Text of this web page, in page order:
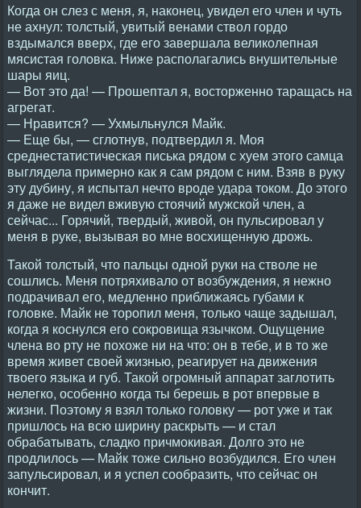
Когда он слез с меня, я, наконец, увидел его член и чуть
не ахнул: толстый, увитый венами ствол гордо
вздымался вверх, где его завершала великолепная
мясистая головка. Ниже располагались внушительные
шары яиц.
— Вот это да! — Прошептал я, восторженно таращась на
агрегат.
— Нравится? — Ухмыльнулся Майк.
— Еще бы, — сглотнув, подтвердил я. Моя
среднестатистическая писька рядом с хуем этого самца
выглядела примерно как я сам рядом с ним. Взяв в руку
эту дубину, я испытал нечто вроде удара током. До этого
я даже не видел вживую стоячий мужской член, а
сейчас... Горячий, твердый, живой, он пульсировал у
меня в руке, вызывая во мне восхищенную дрожь.
Такой толстый, что пальцы одной руки на стволе не
сошлись. Меня потряхивало от возбуждения, я нежно
подрачивал его, медленно приближаясь губами к
головке. Майк не торопил меня, только чаще задышал,
когда я коснулся его сокровища язычком. Ощущение
члена во рту не похоже ни на что: он в тебе, и в то же
время живет своей жизнью, реагирует на движения
твоего языка и губ. Такой огромный аппарат заглотить
нелегко, особенно когда ты берешь в рот впервые в
жизни. Поэтому я взял только головку — рот уже и так
пришлось на всю ширину раскрыть — и стал
обрабатывать, сладко причмокивая. Долго это не
продлилось — Майк тоже сильно возбудился. Его член
запульсировал, и я успел сообразить, что сейчас он
кончит.